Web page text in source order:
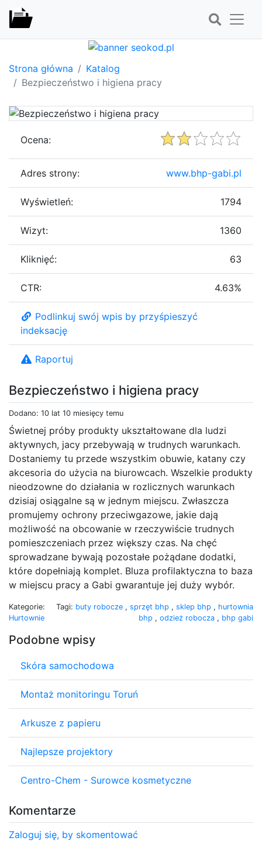
Strona główna
Katalog
Bezpieczeństwo i higiena pracy
Bezpieczeństwo i higiena pracy
Dodano: 10 lat 10 miesięcy temu
Świetnej próby produkty ukształtowane dla ludzi
aktywnych, jacy przebywają w trudnych warunkach.
Dostaniemy tu przede wszystkim obuwie, katany czy
akcesoria do użycia na biurowcach. Wszelkie produkty
nieodzowne do działania w rozlicznych warunkach
dzisiaj osiągalne są w jednym miejscu. Zwłaszcza
promujemy ochrony przeciwgazowe, jakie dają
możliwość na obcowanie w rzeczywiście trudnych
pomieszczeniach przez większy czas. Na chęć
sprowadzane bywają pozostałe pożądane dodatki,
które dopełniają komplet. Bluza profilaktyczna to baza
w miejscu pracy a Gabi gwarantuje jej duży wybór.
Kategorie:
Hurtownie
Tagi: buty robocze , sprzęt bhp , sklep bhp , hurtownia
bhp , odzież robocza , bhp gabi
Podobne wpisy
Skóra samochodowa
Montaż monitoringu Toruń
Arkusze z papieru
Najlepsze projektory
Centro-Chem - Surowce kosmetyczne
Komentarze
Zaloguj się, by skomentować
Ocena:
Adres strony: www.bhp-gabi.pl
Wyświetleń: 1794
Wizyt: 1360
Kliknięć: 63
CTR: 4.63%
Podlinkuj swój wpis by przyśpieszyć
indeksację
Raportuj